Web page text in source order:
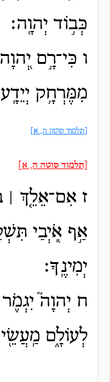
כְּב֣וֹד יְהוָֽה׃
ו כִּי־רָ֣ם
מִמֶּרְחָ֥ק
[תלמוד סוטה ה, א]
[תלמוד סוטה ה, א]
ז אִם־אֵלֵ֤ךְ ׀
אַ֣ף אֹֽ֭יְבַי
יְמִינֶֽךָ׃
ח יְהוָה֮
לְעוֹלָ֑ם